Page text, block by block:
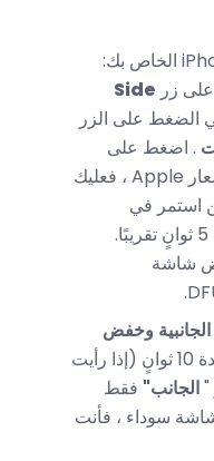
زر Side
. اضغط على
الزرين لمدة 10 ثوانٍ تقريبًا (إذا ظهر شعار Apple ، فعليك
استمر في
لمدة 5 ثوانٍ تقريبًا.
شاشة
الجانبية وخفض
في نفس الوقت. احتفظ بها لمدة 10 ثوانٍ (إذا رأيت
الجانب" فقط
الشاشة سوداء ، فأنت